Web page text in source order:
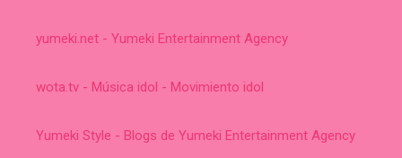
yumeki.net - Yumeki Entertainment Agency
wota.tv - Música idol - Movimiento idol
Yumeki Style - Blogs de Yumeki Entertainment Agency